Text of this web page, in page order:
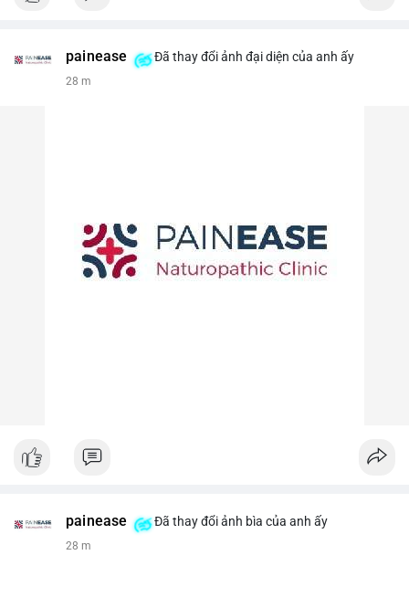
painease Đã thay đổi ảnh đại diện của anh ấy
28 m
painease Đã thay đổi ảnh bìa của anh ấy
28 m